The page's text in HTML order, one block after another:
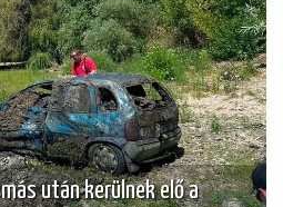
után kerülnek elő a